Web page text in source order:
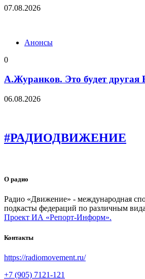
07.08.2026
Анонсы
0
А.Журанков. Это будет другая
06.08.2026
#РАДИОДВИЖЕНИЕ
О радио
Радио «Движение» - международная
подкасты федераций по различным
Проект ИА «Репорт-Информ».
Контакты
https://radiomovement.ru/
+7 (905) 7121-121